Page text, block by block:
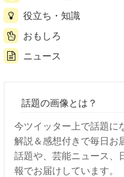
役立ち・知識
おもしろ
ニュース
話題の画像とは？
今ツイッター上で話題に
解説＆感想付きで毎日お
話題や、芸能ニュース、
報でお届けしています。